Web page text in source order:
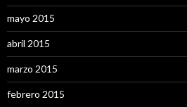
mayo 2015
abril 2015
marzo 2015
febrero 2015